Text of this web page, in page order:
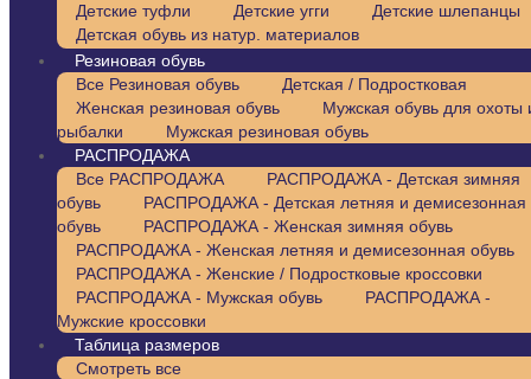
Детские туфли
Детские угги
Детские шлепанцы
Детская обувь из натур. материалов
Резиновая обувь
Все Резиновая обувь
Детская / Подростковая
Женская резиновая обувь
Мужская обувь для охоты
рыбалки
Мужская резиновая обувь
РАСПРОДАЖА
Все РАСПРОДАЖА
РАСПРОДАЖА - Детская зимняя
обувь
РАСПРОДАЖА - Детская летняя и демисезонная
обувь
РАСПРОДАЖА - Женская зимняя обувь
РАСПРОДАЖА - Женская летняя и демисезонная обувь
РАСПРОДАЖА - Женские / Подростковые кроссовки
РАСПРОДАЖА - Мужская обувь
РАСПРОДАЖА -
Мужские кроссовки
Таблица размеров
Смотреть все